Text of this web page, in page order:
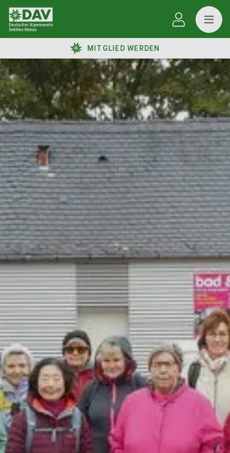
MITGLIED WERDEN